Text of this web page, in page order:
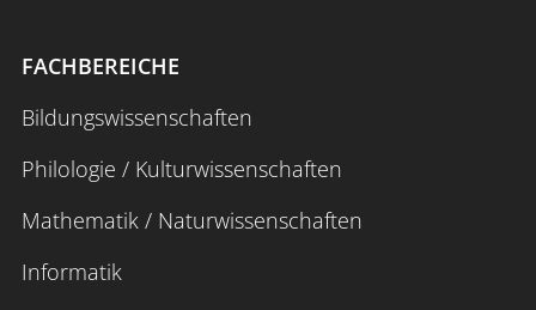
FACHBEREICHE
Bildungswissenschaften
Philologie / Kulturwissenschaften
Mathematik / Naturwissenschaften
Informatik